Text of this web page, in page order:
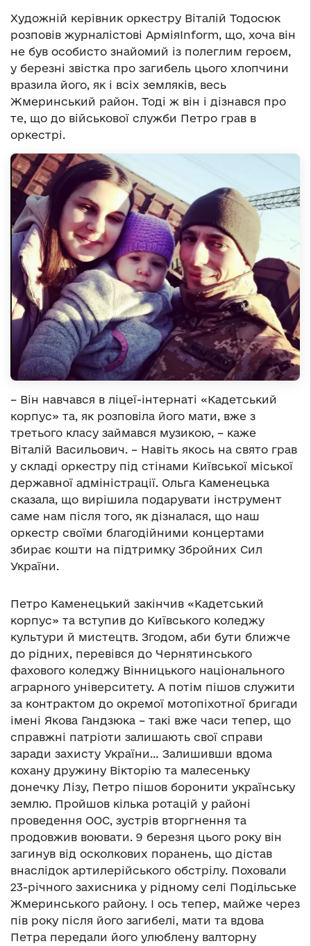
Художній керівник оркестру Віталій Тодосюк
розповів журналістові АрміяІnform, що, хоча він
не був особисто знайомий із полеглим героєм,
у березні звістка про загибель цього хлопчини
вразила його, як і всіх земляків, весь
Жмеринський район. Тоді ж він і дізнався про
те, що до військової служби Петро грав в
оркестрі.
– Він навчався в ліцеї-інтернаті «Кадетський
корпус» та, як розповіла його мати, вже з
третього класу займався музикою, – каже
Віталій Васильович. – Навіть якось на свято грав
у складі оркестру під стінами Київської міської
державної адміністрації. Ольга Каменецька
сказала, що вирішила подарувати інструмент
саме нам після того, як дізналася, що наш
оркестр своїми благодійними концертами
збирає кошти на підтримку Збройних Сил
України.
Петро Каменецький закінчив «Кадетський
корпус» та вступив до Київського коледжу
культури й мистецтв. Згодом, аби бути ближче
до рідних, перевівся до Чернятинського
фахового коледжу Вінницького національного
аграрного університету. А потім пішов служити
за контрактом до окремої мотопіхотної бригади
імені Якова Гандзюка – такі вже часи тепер, що
справжні патріоти залишають свої справи
заради захисту України… Залишивши вдома
кохану дружину Вікторію та малесеньку
донечку Лізу, Петро пішов боронити українську
землю. Пройшов кілька ротацій у районі
проведення ООС, зустрів вторгнення та
продовжив воювати. 9 березня цього року він
загинув від осколкових поранень, що дістав
внаслідок артилерійського обстрілу. Поховали
23-річного захисника у рідному селі Подільське
Жмеринського району. І ось тепер, майже через
пів року після його загибелі, мати та вдова
Петра передали його улюблену валторну